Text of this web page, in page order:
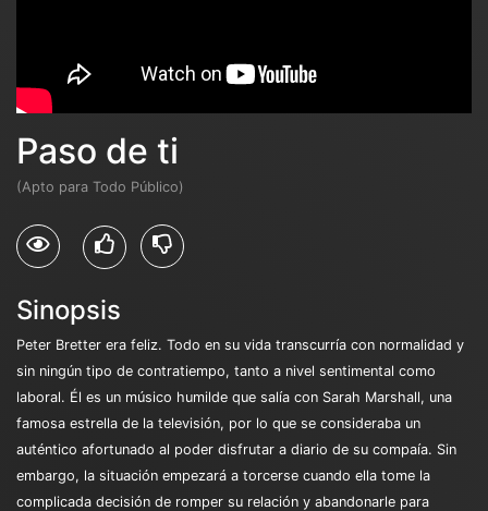
Paso de ti
(Apto para Todo Público)
Sinopsis
Peter Bretter era feliz. Todo en su vida transcurría con normalidad y
sin ningún tipo de contratiempo, tanto a nivel sentimental como
laboral. Él es un músico humilde que salía con Sarah Marshall, una
famosa estrella de la televisión, por lo que se consideraba un
auténtico afortunado al poder disfrutar a diario de su compaía. Sin
embargo, la situación empezará a torcerse cuando ella tome la
complicada decisión de romper su relación y abandonarle para